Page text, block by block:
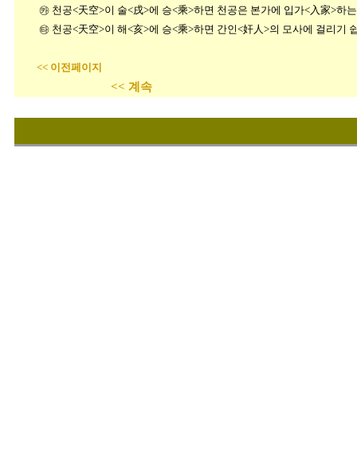
㉸ 천공<天空>이 술<戌>에 승<乘>하면 천공은 본가에 입가<入家>하
㉹ 천공<天空>이 해<亥>에 승<乘>하면 간인<奸人>의 모사에 걸리기
<< 이전페이지
<< 계속